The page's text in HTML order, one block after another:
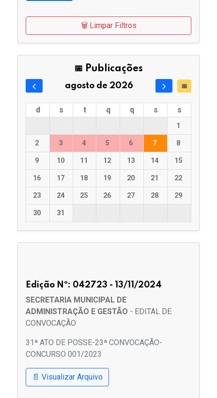
🗑️ Limpar Filtros
📅 Publicações
agosto de 2026 📅
d s t q q s s
1
2 3 4 5 6 7 8
9 10 11 12 13 14 15
16 17 18 19 20 21 22
23 24 25 26 27 28 29
30 31
Edição Nº: 042723 - 13/11/2024
SECRETARIA MUNICIPAL DE
ADMINISTRAÇÃO E GESTÃO - EDITAL DE
CONVOCAÇÃO
31ª ATO DE POSSE-23ª CONVOCAÇÃO-
CONCURSO 001/2023
📄 Visualizar Arquivo